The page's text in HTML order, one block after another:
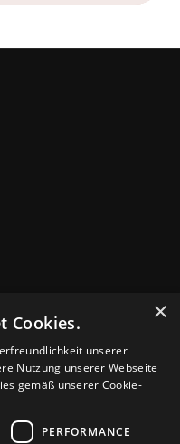
×
Cookies.
unserer
Nutzung unserer Webseite
gemäß unserer Cookie-
PERFORMANCE